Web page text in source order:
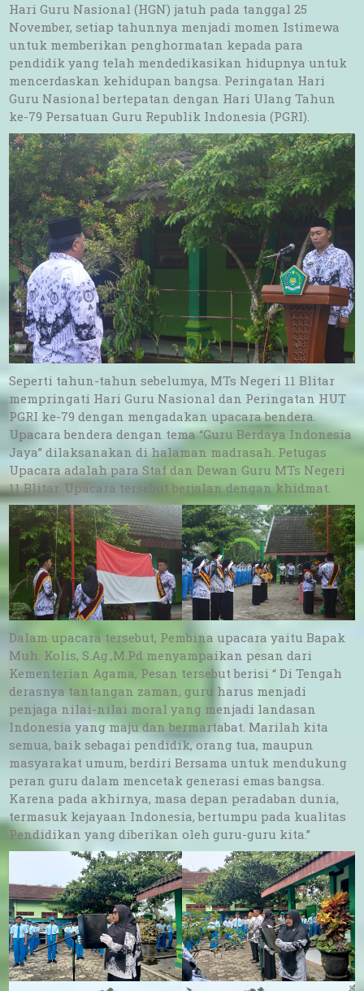
Hari Guru Nasional (HGN) jatuh pada tanggal 25
November, setiap tahunnya menjadi momen Istimewa
untuk memberikan penghormatan kepada para
pendidik yang telah mendedikasikan hidupnya untuk
mencerdaskan kehidupan bangsa. Peringatan Hari
Guru Nasional bertepatan dengan Hari Ulang Tahun
ke-79 Persatuan Guru Republik Indonesia (PGRI).
Seperti tahun-tahun sebelumya, MTs Negeri 11 Blitar
mempringati Hari Guru Nasional dan Peringatan HUT
PGRI ke-79 dengan mengadakan upacara bendera.
Upacara bendera dengan tema “Guru Berdaya Indonesia
Jaya” dilaksanakan di halaman madrasah. Petugas
Upacara adalah para Staf dan Dewan Guru MTs Negeri
11 Blitar. Upacara tersebut berjalan dengan khidmat.
Dalam upacara tersebut, Pembina upacara yaitu Bapak
Muh. Kolis, S.Ag.,M.Pd menyampaikan pesan dari
Kementerian Agama, Pesan tersebut berisi “ Di Tengah
derasnya tantangan zaman, guru harus menjadi
penjaga nilai-nilai moral yang menjadi landasan
Indonesia yang maju dan bermartabat. Marilah kita
semua, baik sebagai pendidik, orang tua, maupun
masyarakat umum, berdiri Bersama untuk mendukung
peran guru dalam mencetak generasi emas bangsa.
Karena pada akhirnya, masa depan peradaban dunia,
termasuk kejayaan Indonesia, bertumpu pada kualitas
Pendidikan yang diberikan oleh guru-guru kita.”